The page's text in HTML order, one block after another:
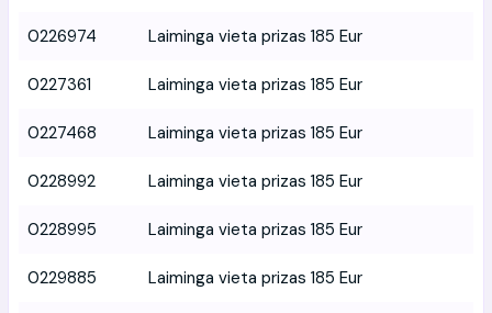
0226974 Laiminga vieta prizas 185 Eur
0227361 Laiminga vieta prizas 185 Eur
0227468 Laiminga vieta prizas 185 Eur
0228992 Laiminga vieta prizas 185 Eur
0228995 Laiminga vieta prizas 185 Eur
0229885 Laiminga vieta prizas 185 Eur